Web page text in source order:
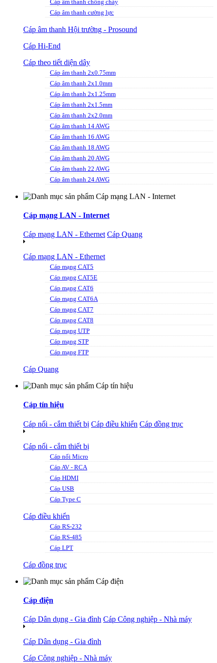
Cáp âm thanh chống cháy
Cáp âm thanh cường lực
Cáp âm thanh Hội trường - Prosound
Cáp Hi-End
Cáp theo tiết diện dây
Cáp âm thanh 2x0.75mm
Cáp âm thanh 2x1.0mm
Cáp âm thanh 2x1.25mm
Cáp âm thanh 2x1.5mm
Cáp âm thanh 2x2.0mm
Cáp âm thanh 14 AWG
Cáp âm thanh 16 AWG
Cáp âm thanh 18 AWG
Cáp âm thanh 20 AWG
Cáp âm thanh 22 AWG
Cáp âm thanh 24 AWG
Cáp mạng LAN - Internet
Cáp mạng LAN - Ethernet Cáp Quang
Cáp mạng LAN - Ethernet
Cáp mạng CAT5
Cáp mạng CAT5E
Cáp mạng CAT6
Cáp mạng CAT6A
Cáp mạng CAT7
Cáp mạng CAT8
Cáp mạng UTP
Cáp mạng STP
Cáp mạng FTP
Cáp Quang
Cáp tín hiệu
Cáp nối - cắm thiết bị Cáp điều khiển Cáp đồng trục
Cáp nối - cắm thiết bị
Cáp nối Micro
Cáp AV - RCA
Cáp HDMI
Cáp USB
Cáp Type C
Cáp điều khiển
Cáp RS-232
Cáp RS-485
Cáp LPT
Cáp đồng trục
Cáp điện
Cáp Dân dụng - Gia đình Cáp Công nghiệp - Nhà máy
Cáp Dân dụng - Gia đình
Cáp Công nghiệp - Nhà máy